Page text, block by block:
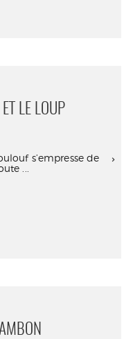
LE LOUP
s’empresse de
...